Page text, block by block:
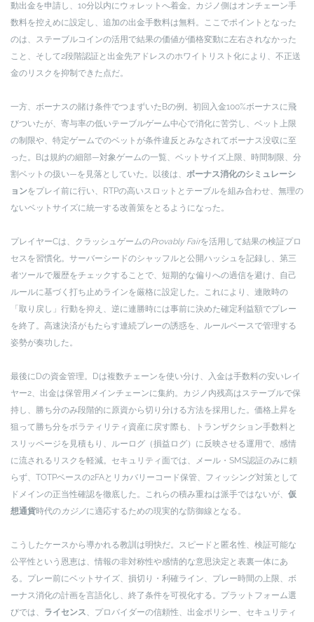
動出金を申請し、10分以内にウォレットへ着金。カジノ側はオンチェーン手
数料を控えめに設定し、追加の出金手数料は無料。ここでポイントとなった
のは、ステーブルコインの活用で結果の価値が価格変動に左右されなかった
こと、そして2段階認証と出金先アドレスのホワイトリスト化により、不正送
金のリスクを抑制できた点だ。
一方、ボーナスの賭け条件でつまずいたBの例。初回入金100%ボーナスに飛
びついたが、寄与率の低いテーブルゲーム中心で消化に苦労し、ベット上限
の制限や、特定ゲームでのベットが条件違反とみなされてボーナス没収に至
った。Bは規約の細部—対象ゲームの一覧、ベットサイズ上限、時間制限、分
割ベットの扱い—を見落としていた。以後は、 ボーナス消化のシミュレーシ
ョンをプレイ前に行い、RTPの高いスロットとテーブルを組み合わせ、無理の
ないベットサイズに統一する改善策をとるようになった。
プレイヤーCは、クラッシュゲームのProvably Fairを活用して結果の検証プロ
セスを習慣化。サーバーシードのシャッフルと公開ハッシュを記録し、第三
者ツールで履歴をチェックすることで、短期的な偏りへの過信を避け、自己
ルールに基づく打ち止めラインを厳格に設定した。これにより、連敗時の
「取り戻し」行動を抑え、逆に連勝時には事前に決めた確定利益額でプレー
を終了。高速決済がもたらす連続プレーの誘惑を、ルールベースで管理する
姿勢が奏功した。
最後にDの資金管理。Dは複数チェーンを使い分け、入金は手数料の安いレイ
ヤー2、出金は保管用メインチェーンに集約。カジノ内残高はステーブルで保
持し、勝ち分のみ段階的に原資から切り分ける方法を採用した。価格上昇を
狙って勝ち分をボラティリティ資産に戻す際も、トランザクション手数料と
スリッページを見積もり、ルーログ（損益ログ）に反映させる運用で、感情
に流されるリスクを軽減。セキュリティ面では、メール・SMS認証のみに頼
らず、TOTPベースの2FAとリカバリーコード保管、フィッシング対策として
ドメインの正当性確認を徹底した。これらの積み重ねは派手ではないが、 仮
想通貨時代のカジノに適応するための現実的な防御線となる。
こうしたケースから導かれる教訓は明快だ。スピードと匿名性、検証可能な
公平性という恩恵は、情報の非対称性や感情的な意思決定と表裏一体にあ
る。プレー前にベットサイズ、損切り・利確ライン、プレー時間の上限、ボ
ーナス消化の計画を言語化し、終了条件を可視化する。プラットフォーム選
びでは、 ライセンス、プロバイダーの信頼性、出金ポリシー、セキュリティ